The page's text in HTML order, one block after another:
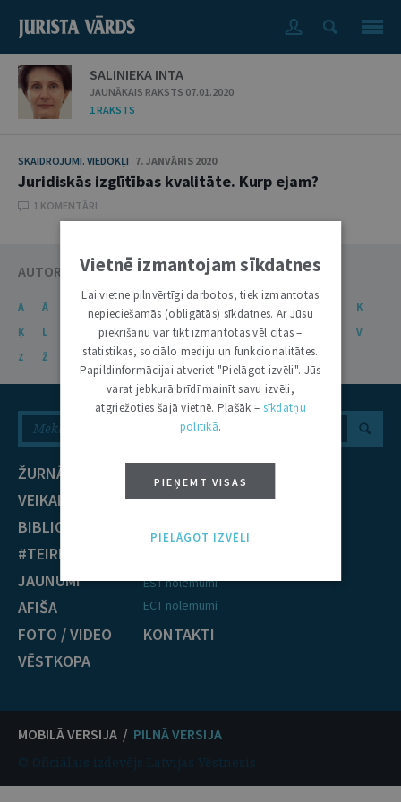
SALINIEKA INTA
JAUNĀKAIS RAKSTS 07.01.2020
1 RAKSTS
SKAIDROJUMI. VIEDOKĻI 7. JANVĀRIS 2020
Juridiskās izglītības kvalitāte. Kurp ejam?
1 KOMENTĀRI
AUTORU KATALOGS
A Ā E G
K
Ķ
L N Ņ O P R S Š T
V
Z
Ž
ŽURNĀLS
VEIKALS
BIBLIOTĒKA
#TEIRDARBS
JAUNUMI
AFIŠA
FOTO / VIDEO
VĒSTKOPA
Civiltiesības
EST nolēmumi
ECT nolēmumi
KONTAKTI
MOBILĀ VERSIJA / PILNĀ VERSIJA
© Oficiālais izdevējs Latvijas Vēstnesis
Vietnē izmantojam sīkdatnes
Lai vietne pilnvērtīgi darbotos, tiek izmantotas
nepieciešamās (obligātās) sīkdatnes. Ar Jūsu
piekrišanu var tikt izmantotas vēl citas –
statistikas, sociālo mediju un funkcionalitātes.
Papildinformācijai atveriet "Pielāgot izvēli". Jūs
varat jebkurā brīdī mainīt savu izvēli,
atgriežoties šajā vietnē. Plašāk – sīkdatņu
politikā.
PIEŅEMT VISAS
PIELĀGOT IZVĒLI